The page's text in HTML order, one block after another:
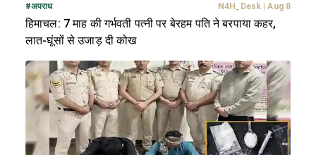
#अपराध N4H_Desk Aug 8
हिमाचल: 7 माह की गर्भवती पत्नी पर बेरहम पति ने बरपाया कहर,
लात-घूंसों से उजाड़ दी कोख